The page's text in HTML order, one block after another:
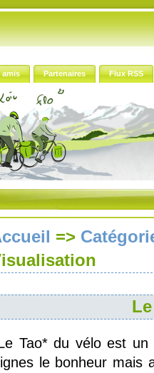
amis Partenaires Flux RSS
=>
Tao* du vélo est
lignes le bonheur mais